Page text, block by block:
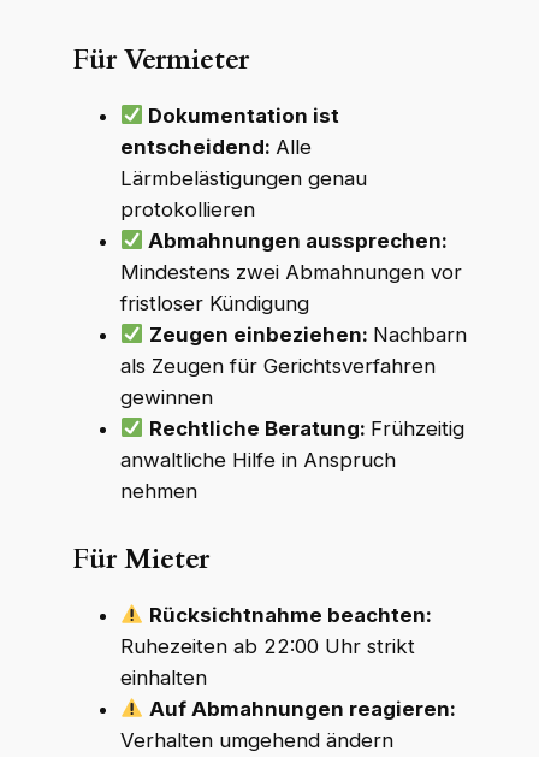
Für Vermieter
Dokumentation ist
entscheidend: Alle
Lärmbelästigungen genau
protokollieren
Abmahnungen aussprechen:
Mindestens zwei Abmahnungen vor
fristloser Kündigung
Zeugen einbeziehen: Nachbarn
als Zeugen für Gerichtsverfahren
gewinnen
Rechtliche Beratung: Frühzeitig
anwaltliche Hilfe in Anspruch
nehmen
Für Mieter
Rücksichtnahme beachten:
Ruhezeiten ab 22:00 Uhr strikt
einhalten
Auf Abmahnungen reagieren:
Verhalten umgehend ändern